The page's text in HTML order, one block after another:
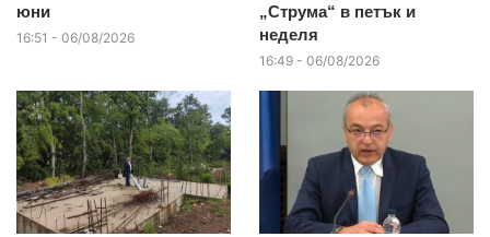
юни
16:51 - 06/08/2026
„Струма“ в петък и
неделя
16:49 - 06/08/2026